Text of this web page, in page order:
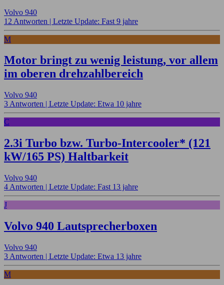
Volvo 940
12 Antworten | Letzte Update: Fast 9 jahre
M
Motor bringt zu wenig leistung, vor allem
im oberen drehzahlbereich
Volvo 940
3 Antworten | Letzte Update: Etwa 10 jahre
C
2.3i Turbo bzw. Turbo-Intercooler* (121
kW/165 PS) Haltbarkeit
Volvo 940
4 Antworten | Letzte Update: Fast 13 jahre
J
Volvo 940 Lautsprecherboxen
Volvo 940
3 Antworten | Letzte Update: Etwa 13 jahre
M